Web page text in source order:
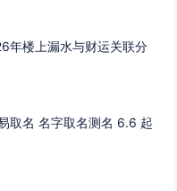
年楼上漏水与财运关联分
取名 名字取名测名 6.6 起